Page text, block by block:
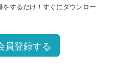
するだけ！すぐにダウンロー
員登録する